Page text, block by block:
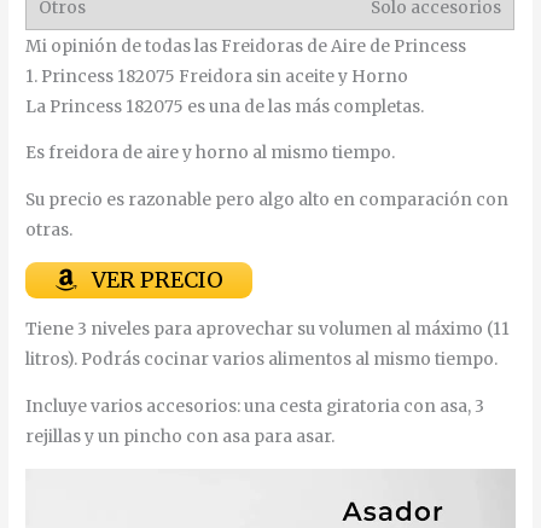
Solo accesorios
Mi opinión de todas las Freidoras de Aire de Princess
1. Princess 182075 Freidora sin aceite y Horno
La Princess 182075 es una de las más completas.
Es freidora de aire y horno al mismo tiempo.
Su precio es razonable pero algo alto en comparación con
otras.
VER PRECIO
Tiene 3 niveles para aprovechar su volumen al máximo (11
litros). Podrás cocinar varios alimentos al mismo tiempo.
Incluye varios accesorios: una cesta giratoria con asa, 3
rejillas y un pincho con asa para asar.